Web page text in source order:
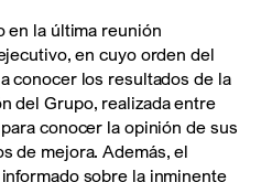
en la última reunión
en cuyo orden del
conocer los resultados de la
del Grupo, realizada entre
conocer la opinión de sus
de mejora. Además, el
sobre la inminente